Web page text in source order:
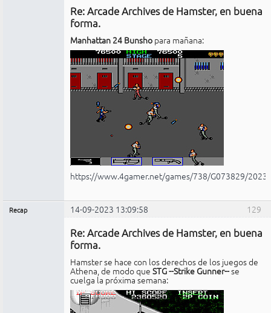
Re: Arcade Archives de Hamster, en buena
forma.
Manhattan 24 Bunsho para mañana:
https://www.4gamer.net/games/738/G073829/
129
Recap 14-09-2023 13:09:58
Re: Arcade Archives de Hamster, en buena
forma.
Hamster se hace con los derechos de los juegos de
Athena, de modo que STG --Strike Gunner--se
cuelga la próxima semana: